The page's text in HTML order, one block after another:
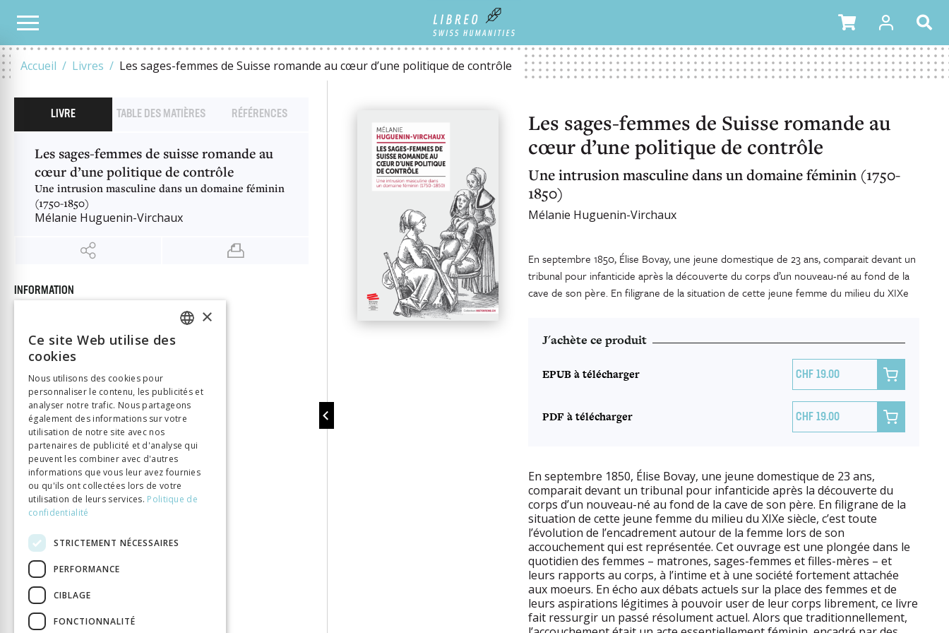
Accueil Livres Les sages-femmes de Suisse romande au cœur d’une politique de contrôle
NOTRE CATALOGUE
Les sages-femmes de Suisse romande au
cœur d’une politique de contrôle
Une intrusion masculine dans un domaine féminin (1750-
1850)
Mélanie Huguenin-Virchaux
En septembre 1850, Élise Bovay, une jeune domestique de 23 ans, comparait devant un
tribunal pour infanticide après la découverte du corps d’un nouveau-né au fond de la
cave de son père. En filigrane de la situation de cette jeune femme du milieu du XIXe
J'achète ce produit
EPUB à télécharger 19.00 
PDF à télécharger 19.00 
En septembre 1850, Élise Bovay, une jeune domestique de 23 ans,
comparait devant un tribunal pour infanticide après la découverte du
corps d’un nouveau-né au fond de la cave de son père. En filigrane de la
situation de cette jeune femme du milieu du XIXe siècle, c’est toute
l’évolution de l’encadrement autour de la femme lors de son
accouchement qui est représentée. Cet ouvrage est une plongée dans le
quotidien des femmes – matrones, sages-femmes et filles-mères – et
leurs rapports au corps, à l’intime et à une société fortement attachée
aux moeurs. En écho aux débats actuels sur la place des femmes et de
leurs aspirations légitimes à pouvoir user de leur corps librement, ce livre
fait ressurgir un passé résolument actuel. Alors que traditionnellement,
LIVRE TABLE DES MATIÈRES RÉFÉRENCES
Les sages-femmes de suisse romande au
cœur d’une politique de contrôle
Une intrusion masculine dans un domaine féminin
(1750-1850)
Mélanie Huguenin-Virchaux
INFORMATION
Mélanie Huguenin-Virchaux
ISBN
9782889305148
Langue
Nombre de pages
180
Parution
1 avr. 2022
Type de livre
Monographie
ITALIAN
×
Ce site Web utilise des
cookies
Nous utilisons des cookies pour
personnaliser le contenu, les publicités et
analyser notre trafic. Nous partageons
également des informations sur votre
utilisation de notre site avec nos
partenaires de publicité et d'analyse qui
peuvent les combiner avec d'autres
informations que vous leur avez fournies
ou qu'ils ont collectées lors de votre
utilisation de leurs services. Politique de
confidentialité
STRICTEMENT NÉCESSAIRES
PERFORMANCE
CIBLAGE
FONCTIONNALITÉ